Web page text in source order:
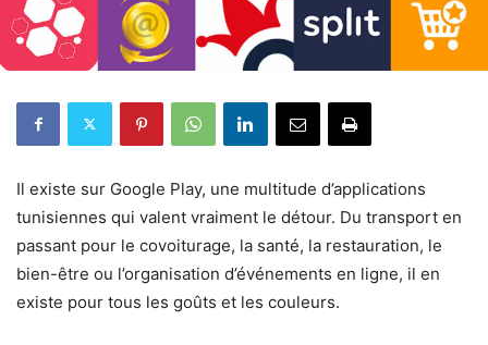
Il existe sur Google Play, une multitude d’applications
tunisiennes qui valent vraiment le détour. Du transport en
passant pour le covoiturage, la santé, la restauration, le
bien-être ou l’organisation d’événements en ligne, il en
existe pour tous les goûts et les couleurs.